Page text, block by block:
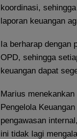
koordinasi,
laporan keuangan
Ia berharap dengan
OPD, sehingga
keuangan dapat
Marius
Pengelola
pengawasan
ini tidak lagi